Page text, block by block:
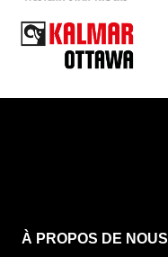
À PROPOS DE NOUS